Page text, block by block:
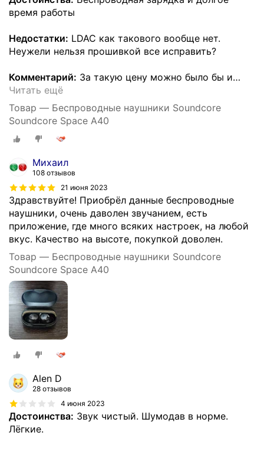
время работы
Недостатки: LDAC как такового вообще нет.
Неужели нельзя прошивкой все исправить?
Комментарий: За такую цену можно было бы и…
Читать ещё
Товар — Беспроводные наушники Soundcore
Soundcore Space A40
Михаил
108 отзывов
21 июня 2023
Здравствуйте! Приобрёл данные беспроводные
наушники, очень даволен звучанием, есть
приложение, где много всяких настроек, на любой
вкус. Качество на высоте, покупкой доволен.
Товар — Беспроводные наушники Soundcore
Soundcore Space A40
Alen D
28 отзывов
4 июня 2023
Достоинства: Звук чистый. Шумодав в норме.
Лёгкие.